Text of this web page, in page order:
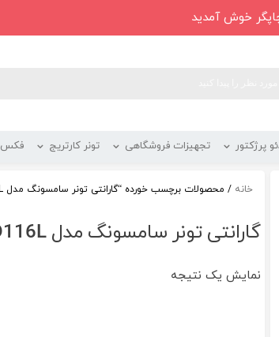
خوش آمدید
پرژکتور تجهیزات فروشگاهی تونر کارتریج فکس
خانه / محصولات برچسب خورده “گارانتی تونر سامسونگ مدل MLT-D116L”
گارانتی تونر سامسونگ مدل MLT-D116L
نمایش یک نتیجه